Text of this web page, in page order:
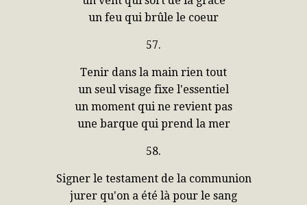
un feu qui brûle le coeur
57.
Tenir dans la main rien tout
un seul visage fixe l'essentiel
un moment qui ne revient pas
une barque qui prend la mer
58.
Signer le testament de la communion
jurer qu'on a été là pour le sang